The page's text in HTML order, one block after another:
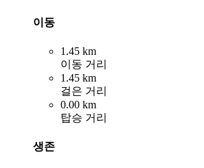
이동
1.45 km
이동 거리
1.45 km
걸은 거리
0.00 km
탑승 거리
생존